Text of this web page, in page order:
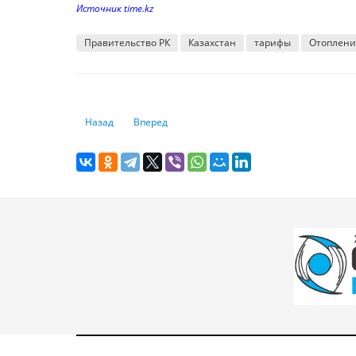
Источник time.kz
Правительство РК Казахстан тарифы
Предыдущий: Доставка цветов от мошенников: как могут
Назад Следующий: Банки продавали личную
Вперед